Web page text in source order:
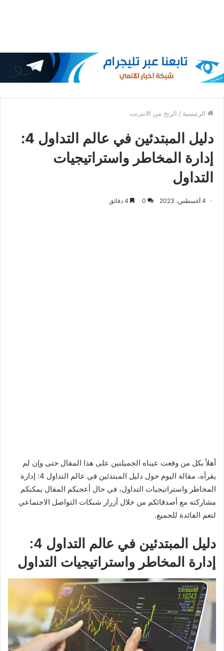
الرئيسية / الربح من الانترنت
دليل المبتدئين في عالم التداول 4:
إدارة المخاطر واستراتيجيات
التداول
4 أغسطس، 2023 0
أهلاً بكل من وقعت عيناه الجميلتين على هذا المقال حتى وإن لم
يقرأه، مقالة اليوم حول دليل المبتدئين في عالم التداول 4: إدارة
المخاطر واستراتيجيات التداول، في حال أعجبكم المقال يمكنكم
مشاركته مع أصدقائكم من خلال أزرار شبكات التواصل الاجتماعي
لتعم الفائدة للجميع.
دليل المبتدئين في عالم التداول 4:
إدارة المخاطر واستراتيجيات التداول